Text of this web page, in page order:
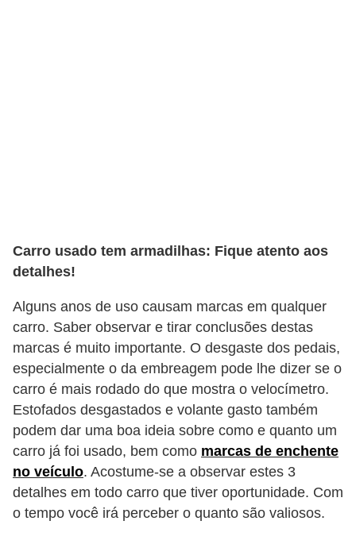
Carro usado tem armadilhas: Fique atento aos
detalhes!
Alguns anos de uso causam marcas em qualquer
carro. Saber observar e tirar conclusões destas
marcas é muito importante. O desgaste dos pedais,
especialmente o da embreagem pode lhe dizer se o
carro é mais rodado do que mostra o velocímetro.
Estofados desgastados e volante gasto também
podem dar uma boa ideia sobre como e quanto um
carro já foi usado, bem como marcas de enchente
no veículo. Acostume-se a observar estes 3
detalhes em todo carro que tiver oportunidade. Com
o tempo você irá perceber o quanto são valiosos.
f
f
r
o
a
d
C
o
m
p
r
a